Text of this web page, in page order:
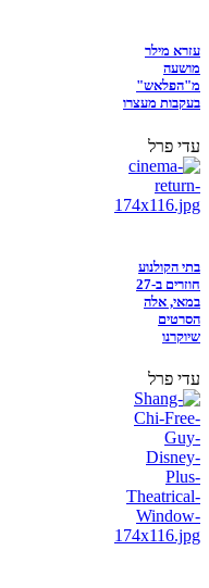
עזרא מילר
מושעה
מ"הפלאש"
בעקבות מעצרו
עדי פרל
בתי הקולנוע
חוזרים ב-27
במאי, אלה
הסרטים
שיוקרנו
עדי פרל